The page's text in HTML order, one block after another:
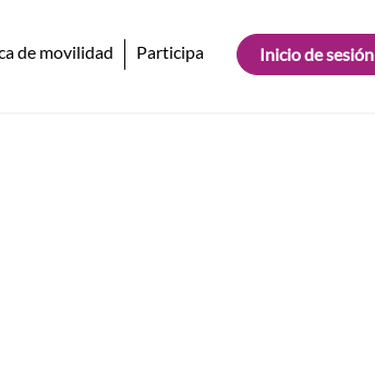
de movilidad Participa Inicio de sesión